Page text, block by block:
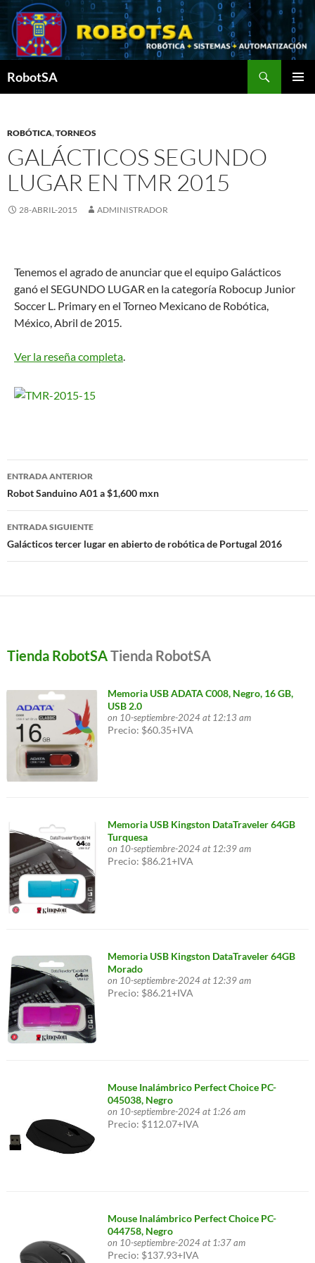
Saltar
contenido
RobotSA
ROBÓTICA,TORNEOS
GALÁCTICOS SEGUNDO
LUGAR EN TMR 2015
28-ABRIL-2015 ADMINISTRADOR
Tenemos el agrado de anunciar que el equipo Galácticos
ganó el SEGUNDO LUGAR en la categoría Robocup Junior
Soccer L. Primary en el Torneo Mexicano de Robótica,
México, Abril de 2015.
Ver la reseña completa.
Navegación
de
entradas
ENTRADA ANTERIOR
Robot Sanduino A01 a $1,600 mxn
ENTRADA SIGUIENTE
Galácticos tercer lugar en abierto de robótica de Portugal 2016
Tienda RobotSATienda RobotSA
Memoria USB ADATA C008, Negro, 16 GB,
USB 2.0
on 10-septiembre-2024 at 12:13 am
Precio: $60.35+IVA
Memoria USB Kingston DataTraveler 64GB
Turquesa
on 10-septiembre-2024 at 12:39 am
Precio: $86.21+IVA
Memoria USB Kingston DataTraveler 64GB
Morado
on 10-septiembre-2024 at 12:39 am
Precio: $86.21+IVA
Mouse Inalámbrico Perfect Choice PC-
045038, Negro
on 10-septiembre-2024 at 1:26 am
Precio: $112.07+IVA
Mouse Inalámbrico Perfect Choice PC-
044758, Negro
on 10-septiembre-2024 at 1:37 am
Precio: $137.93+IVA